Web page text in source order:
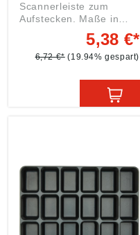
Scannerleiste zum
Aufstecken. Maße in
Angaben gemäß
Produktsicherheitsveror
Einkaufsbüro Deutscher
Eisenhändler GmbH,
EDE Platz 1, 42389
5,38 €*
6,72 €* (19.94% gespart)